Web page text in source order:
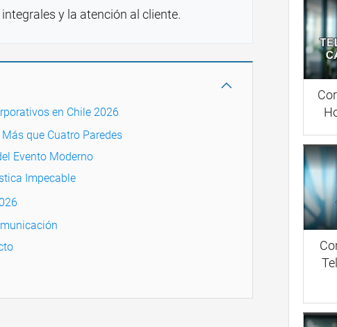
y la atención al cliente.
en Chile 2026
que Cuatro Paredes
Evento Moderno
Impecable